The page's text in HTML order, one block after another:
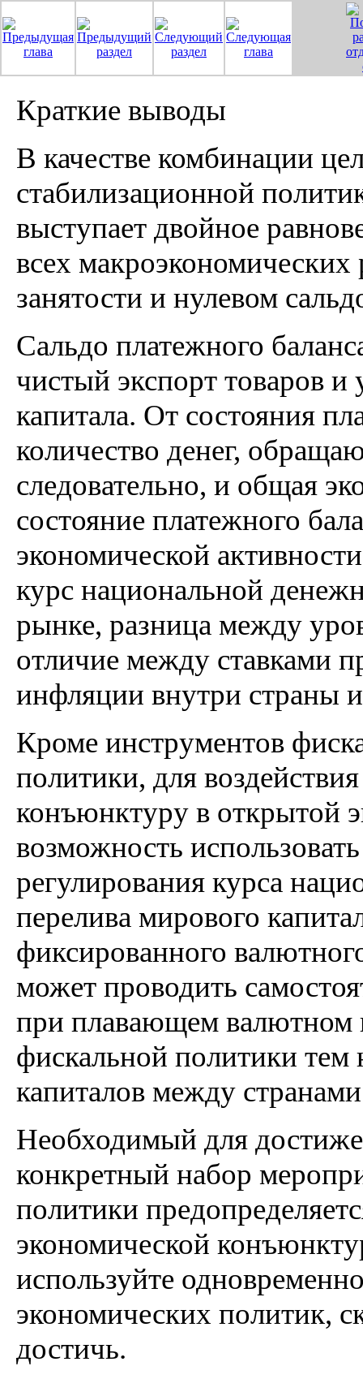
Краткие выводы
В качестве комбинации
стабилизационной
выступает двойное
всех
занятости и нулевом
Сальдо платежного
чистый экспорт товаров и
капитала. От состояния
количество денег,
следовательно, и общая
состояние платежного
экономической
курс национальной
рынке, разница между
отличие между ставками
инфляции внутри страны
Кроме инструментов
политики, для
конъюнктуру в открытой
возможность
регулирования курса
перелива мирового
фиксированного
может проводить
при плавающем валютном
фискальной политики
капиталов между
Необходимый для
конкретный набор
политики
экономической
используйте
экономических политик,
достичь.